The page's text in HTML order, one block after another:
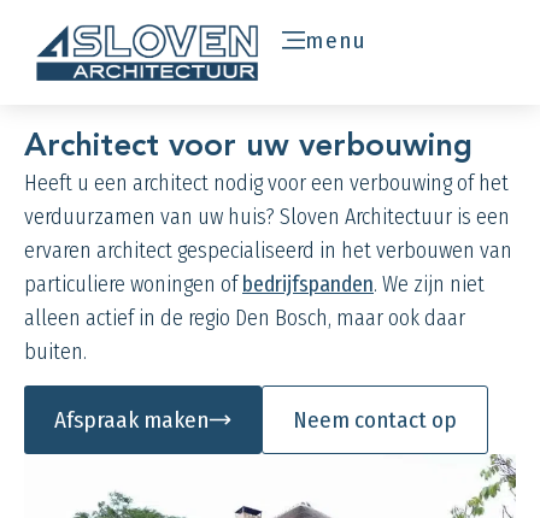
menu
Architect voor uw verbouwing
Heeft u een architect nodig voor een verbouwing of het
verduurzamen van uw huis? Sloven Architectuur is een
ervaren architect gespecialiseerd in het verbouwen van
particuliere woningen ofbedrijfspanden. We zijn niet
alleen actief in de regio Den Bosch, maar ook daar
buiten.
Afspraak maken Neem contact op